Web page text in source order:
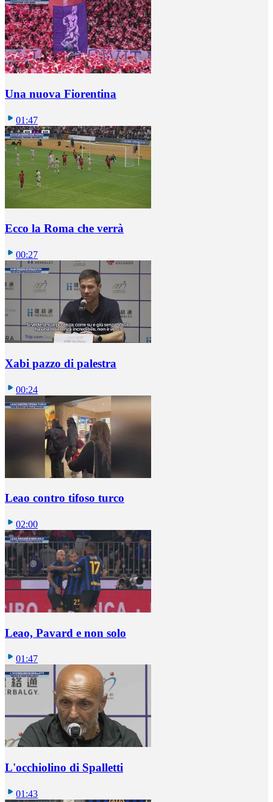
Una nuova Fiorentina
01:47
Ecco la Roma che verrà
00:27
Xabi pazzo di palestra
00:24
Leao contro tifoso turco
02:00
Leao, Pavard e non solo
01:47
L'occhiolino di Spalletti
01:43